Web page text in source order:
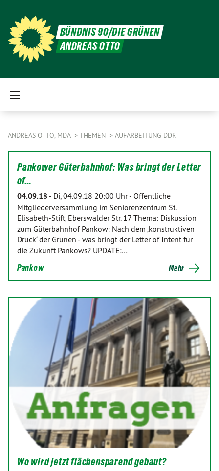
BÜNDNIS 90/DIE GRÜNEN
ANDREAS OTTO
ANDREAS OTTO, MDA THEMEN AUFARBEITUNG DDR
Pankower Güterbahnhof: Was bringt der Letter
of…
04.09.18 - Di, 04.09.18 20:00 Uhr - Öffentliche
Mitgliederversammlung im Seniorenzentrum St.
Elisabeth-Stift, Eberswalder Str. 17 Thema: Diskussion
zum Güterbahnhof Pankow: Nach dem ‚konstruktiven
Druck‘ der Grünen - was bringt der Letter of Intent für
die Zukunft Pankows? UPDATE:…
Pankow Mehr
Wo wird jetzt flächensparend gebaut?